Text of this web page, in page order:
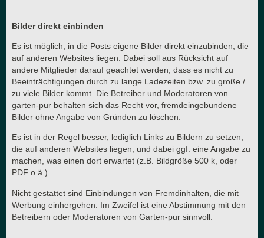
Bilder direkt einbinden
Es ist möglich, in die Posts eigene Bilder direkt einzubinden, die
auf anderen Websites liegen. Dabei soll aus Rücksicht auf
andere Mitglieder darauf geachtet werden, dass es nicht zu
Beeinträchtigungen durch zu lange Ladezeiten bzw. zu große /
zu viele Bilder kommt. Die Betreiber und Moderatoren von
garten-pur behalten sich das Recht vor, fremdeingebundene
Bilder ohne Angabe von Gründen zu löschen.
Es ist in der Regel besser, lediglich Links zu Bildern zu setzen,
die auf anderen Websites liegen, und dabei ggf. eine Angabe zu
machen, was einen dort erwartet (z.B. Bildgröße 500 k, oder
PDF o.ä.).
Nicht gestattet sind Einbindungen von Fremdinhalten, die mit
Werbung einhergehen. Im Zweifel ist eine Abstimmung mit den
Betreibern oder Moderatoren von Garten-pur sinnvoll.